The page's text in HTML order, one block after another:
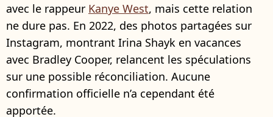
avec le rappeur Kanye West, mais cette relation
ne dure pas. En 2022, des photos partagées sur
Instagram, montrant Irina Shayk en vacances
avec Bradley Cooper, relancent les spéculations
sur une possible réconciliation. Aucune
confirmation officielle n’a cependant été
apportée.